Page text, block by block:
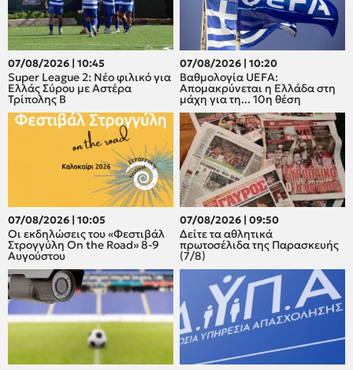
07/08/2026 | 10:45
Super League 2: Νέο φιλικό για
Ελλάς Σύρου με Αστέρα
Τρίπολης Β
07/08/2026 | 10:20
Βαθμολογία UEFA:
Απομακρύνεται η Ελλάδα στη
μάχη για τη... 10η θέση
07/08/2026 | 10:05
Οι εκδηλώσεις του «Φεστιβάλ
Στρογγύλη On the Road» 8-9
Αυγούστου
07/08/2026 | 09:50
Δείτε τα αθλητικά
πρωτοσέλιδα της Παρασκευής
(7/8)